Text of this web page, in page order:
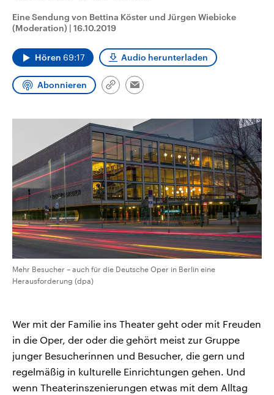
und Hintergründe zu den Parteien
und Kandidaten der anstehenden
Wahl.
Sendungen Programm Podcasts
Eine Sendung von Bettina Köster und Jürgen Wiebicke
(Moderation) | 16.10.2019
Hören 69:17 Audio herunterladen
Abonnieren
Link
Email
Mehr Besucher – auch für die Deutsche Oper in Berlin eine
Herausforderung (dpa)
Wer mit der Familie ins Theater geht oder mit Freuden
in die Oper, der oder die gehört meist zur Gruppe
junger Besucherinnen und Besucher, die gern und
regelmäßig in kulturelle Einrichtungen gehen. Und
wenn Theaterinszenierungen etwas mit dem Alltag